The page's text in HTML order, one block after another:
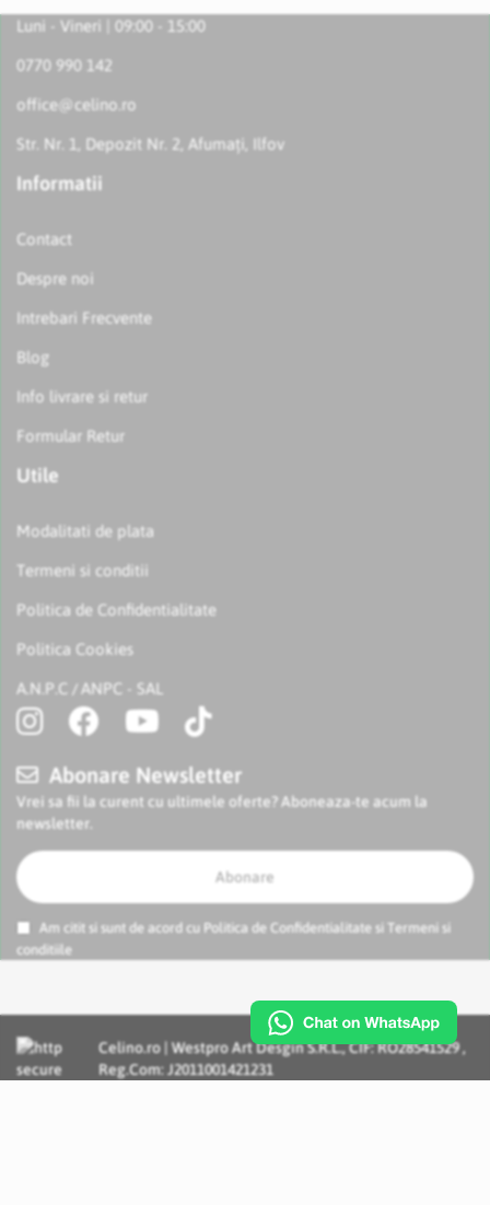
Luni - Vineri | 09:00 - 15:00
0770 990 142
office@celino.ro
Str. Nr. 1, Depozit Nr. 2, Afumați, Ilfov
Informatii
Contact
Despre noi
Intrebari Frecvente
Blog
Info livrare si retur
Formular Retur
Utile
Modalitati de plata
Termeni si conditii
Politica de Confidentialitate
Politica Cookies
A.N.P.C / ANPC - SAL
Abonare Newsletter
Vrei sa fii la curent cu ultimele oferte? Aboneaza-te acum la
newsletter.
Abonare
Am citit si sunt de acord cu Politica de Confidentialitate si
Termeni si
conditiile
Celino.ro | Westpro Art Desgin S.R.L., CIF: RO28541529 ,
Reg.Com: J2011001421231